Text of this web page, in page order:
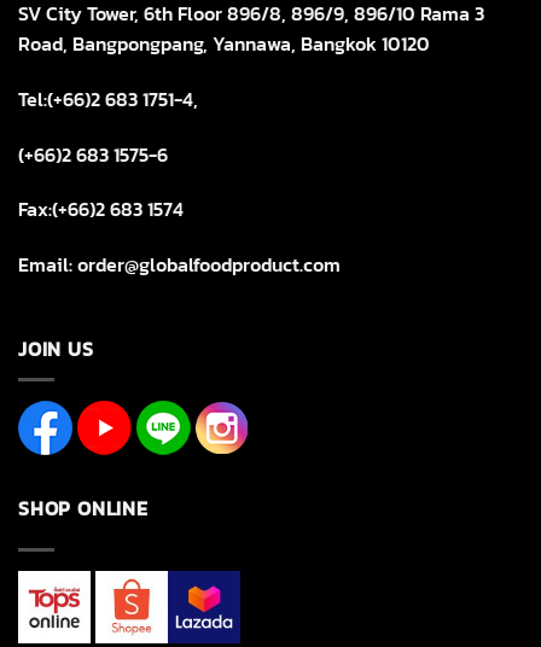
SV City Tower, 6th Floor 896/8, 896/9, 896/10 Rama 3
Road, Bangpongpang, Yannawa, Bangkok 10120
Tel:(+66)2 683 1751-4,
(+66)2 683 1575-6
Fax:(+66)2 683 1574
Email: order@globalfoodproduct.com
JOIN US
SHOP ONLINE